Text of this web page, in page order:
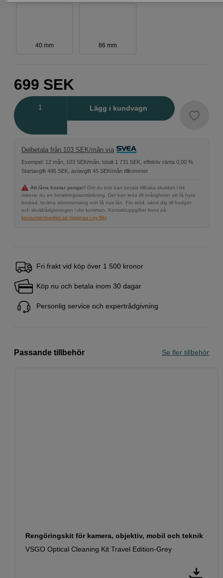
40 mm 86 mm
699 SEK
Lägg i kundvagn
Delbetala från 103 SEK/mån via
Exempel: 12 mån, 103 SEK/mån, totalt 1 731 SEK, effektiv ränta 0,00 %
Startavgift 495 SEK, aviavgift 45 SEK/mån tillkommer
Att låna kostar pengar! Om du inte kan betala tillbaka skulden i tid
riskerar du en betalningsanmärkning. Det kan leda till svårigheter att få hyra
bostad, teckna abonnemang och få nya lån. För stöd, vänd dig till budget-
och skuldrådgivningen i din kommun. Kontaktuppgifter finns på
konsumentverket.se (öppnas i ny flik)
Fri frakt vid köp över 1 500 kronor
Köp nu och betala inom 30 dagar
Personlig service och expertrådgivning
Passande tillbehör Se fler tillbehör
Rengöringskit för kamera, objektiv, mobil och teknik
VSGO Optical Cleaning Kit Travel Edition-Grey